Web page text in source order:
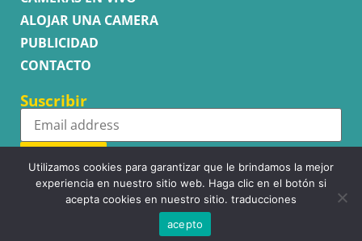
ALOJAR UNA CAMERA
PUBLICIDAD
CONTACTO
Suscribir
Subscribe
Copyright © WhatsupCams 2016 - 2026. All right reserved.
Utilizamos cookies para garantizar que le brindamos la mejor
experiencia en nuestro sitio web. Haga clic en el botón si
acepta cookies en nuestro sitio. traducciones
acepto